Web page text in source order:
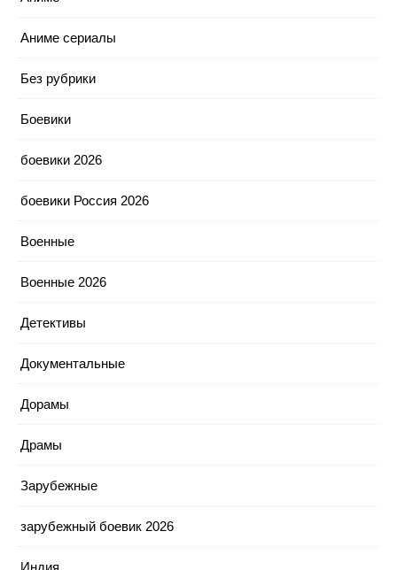
Аниме сериалы
Без рубрики
Боевики
боевики 2026
боевики Россия 2026
Военные
Военные 2026
Детективы
Документальные
Дорамы
Драмы
Зарубежные
зарубежный боевик 2026
Индия